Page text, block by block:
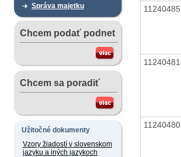
Správa majetku
Chcem podať podnet
Chcem sa poradiť
Užitočné dokumenty
Vzory žiadostí v slovenskom
jazyku a iných jazykoch
11240485
11240481
11240480